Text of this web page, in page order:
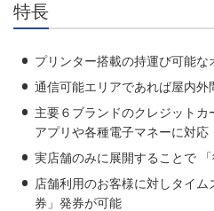
特長
プリンター搭載の持運び可能
通信可能エリアであれば屋内
主要６ブランドのクレジット
アプリや各種電子マネーに対応
実店舗のみに展開することで
店舗利用のお客様に対しタイ
券」発券が可能